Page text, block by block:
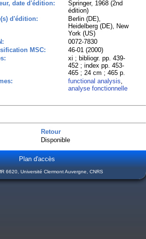
date d'édition:
Springer, 1968 (2nd
édition)
d'édition:
Berlin (DE),
Heidelberg (DE), New
York (US)
0072-7830
MSC:
46-01 (2000)
xi ; bibliogr. pp. 439-
452 ; index pp. 453-
465 ; 24 cm ; 465 p.
functional analysis,
analyse fonctionnelle
Retour
Disponible
Plan d'accès
6620, Université Clermont Auvergne, CNRS